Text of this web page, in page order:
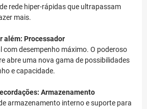
rede hiper-rápidas que ultrapassam
mais.
além: Processador
com desempenho máximo. O poderoso
abre uma nova gama de possibilidades
e capacidade.
Armazenamento
armazenamento interno e suporte para